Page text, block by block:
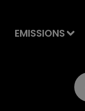
EMISSIONS